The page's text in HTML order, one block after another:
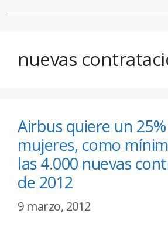
nuevas
Airbus quiere un
mujeres, como
las 4.000 nuevas
de 2012
9 marzo, 2012